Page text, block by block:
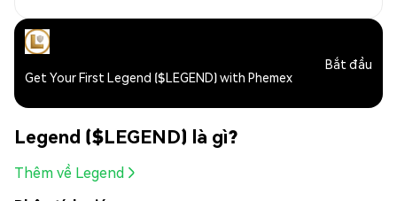
Get Your First Legend ($LEGEND) with Phemex
Bắt đầu
Legend ($LEGEND) là gì?
Thêm về Legend